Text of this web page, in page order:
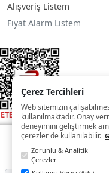
Web sitemizde size
çerezler
Alışveriş Listem
Fiyat Alarm Listem
Çerez Tercihleri
Web sitemizin
kullanılmaktadır. Onay
deneyimini geliştirmek
çerezler de kullanılabilir.
Zorunlu & Analitik
Çerezler